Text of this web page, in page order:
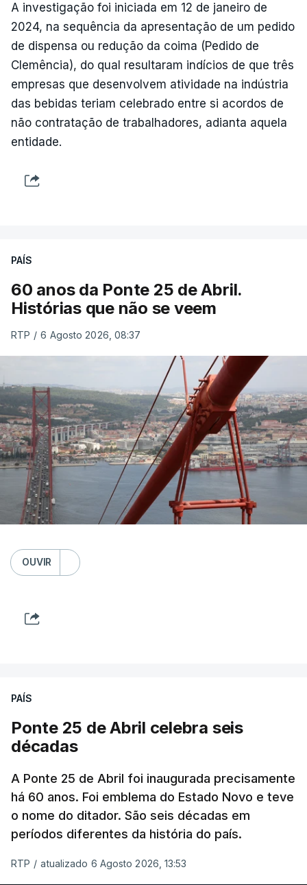
A investigação foi iniciada em 12 de janeiro de
2024, na sequência da apresentação de um pedido
de dispensa ou redução da coima (Pedido de
Clemência), do qual resultaram indícios de que três
empresas que desenvolvem atividade na indústria
das bebidas teriam celebrado entre si acordos de
não contratação de trabalhadores, adianta aquela
entidade.
PAÍS
60 anos da Ponte 25 de Abril.
Histórias que não se veem
RTP / 6 Agosto 2026, 08:37
OUVIR
PAÍS
Ponte 25 de Abril celebra seis
décadas
A Ponte 25 de Abril foi inaugurada precisamente
há 60 anos. Foi emblema do Estado Novo e teve
o nome do ditador. São seis décadas em
períodos diferentes da história do país.
RTP / atualizado 6 Agosto 2026, 13:53